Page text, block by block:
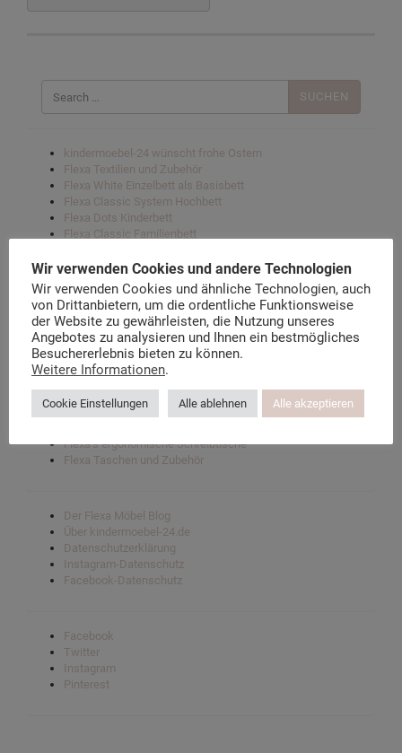
Suchen
nach:
kindermoebel-24 wünscht frohe Ostern
Flexa Textilien und Zubehör
Flexa White Einzelbett als Basisbett
Flexa Classic System Hochbett
Flexa Dots Kinderbett
Flexa Classic Familienbett
Flexa Sleep Matratzen
Flexa White Rutschbett
Flexa White mittleres Hochbett
Flexa Popsicle Hochbetten
Flexa Textilien und Zubehör
Flexa’s Ergonomische Schreibtische „Woody“
Flexa Play Impressionen – Hat heute jemand Geburtstag?
Flexa Nackenkissen
Flexa CASA Sofa- Hochbett
Flexa White Spielbetten
Flexa’s ergonomische Schreibtische
Flexa Taschen und Zubehör
Der Flexa Möbel Blog
Über kindermoebel-24.de
Datenschutzerklärung
Instagram-Datenschutz
Facebook-Datenschutz
Facebook
Twitter
Instagram
Pinterest
Wir verwenden Cookies und andere Technologien
Wir verwenden Cookies und ähnliche Technologien, auch
von Drittanbietern, um die ordentliche Funktionsweise
der Website zu gewährleisten, die Nutzung unseres
Angebotes zu analysieren und Ihnen ein bestmögliches
Besuchererlebnis bieten zu können.
Weitere Informationen.
Cookie Einstellungen Alle ablehnen Alle akzeptieren